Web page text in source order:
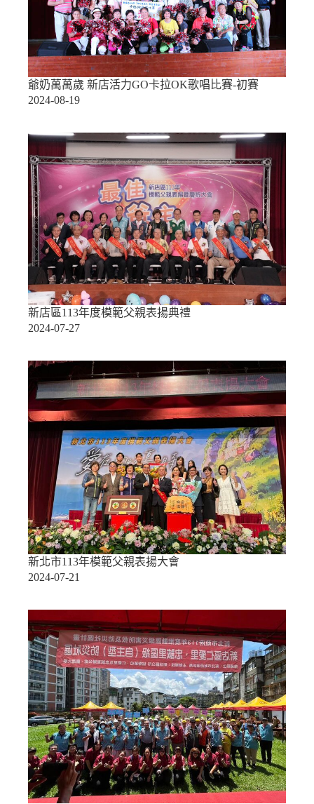
爺奶萬萬歲 新店活力GO卡拉OK歌唱比賽-初賽
2024-08-19
新店區113年度模範父親表揚典禮
2024-07-27
新北市113年模範父親表揚大會
2024-07-21